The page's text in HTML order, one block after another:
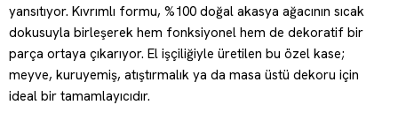
yansıtıyor. Kıvrımlı formu, %100 doğal akasya ağacının sıcak
dokusuyla birleşerek hem fonksiyonel hem de dekoratif bir
parça ortaya çıkarıyor. El işçiliğiyle üretilen bu özel kase;
meyve, kuruyemiş, atıştırmalık ya da masa üstü dekoru için
ideal bir tamamlayıcıdır.